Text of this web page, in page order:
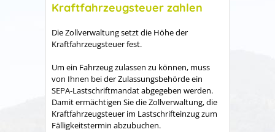
Kraftfahrzeugsteuer zahlen
Die Zollverwaltung setzt die Höhe der
Kraftfahrzeugsteuer fest.
Um ein Fahrzeug zulassen zu können, muss
von Ihnen bei der Zulassungsbehörde ein
SEPA-Lastschriftmandat abgegeben werden.
Damit ermächtigen Sie die Zollverwaltung, die
Kraftfahrzeugsteuer im Lastschrifteinzug zum
Fälligkeitstermin abzubuchen.